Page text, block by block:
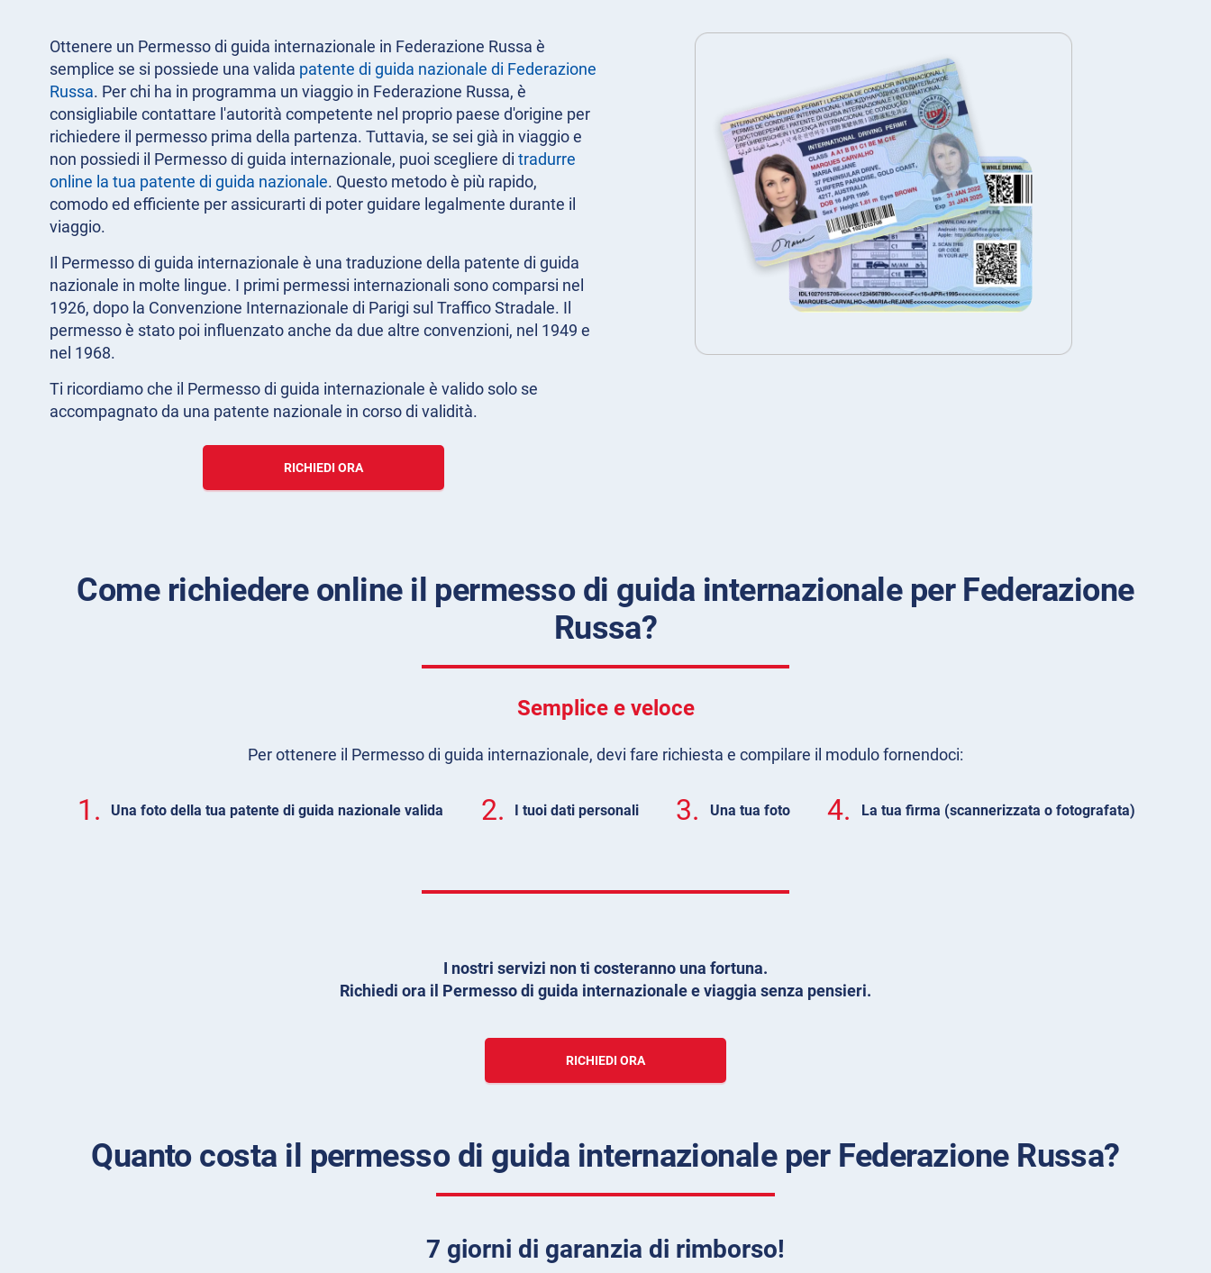
Ottenere un Permesso di guida internazionale in Federazione Russa è
semplice se si possiede una valida patente di guida nazionale di Federazione
Russa. Per chi ha in programma un viaggio in Federazione Russa, è
consigliabile contattare l'autorità competente nel proprio paese d'origine per
richiedere il permesso prima della partenza. Tuttavia, se sei già in viaggio e
non possiedi il Permesso di guida internazionale, puoi scegliere di tradurre
online la tua patente di guida nazionale. Questo metodo è più rapido,
comodo ed efficiente per assicurarti di poter guidare legalmente durante il
viaggio.
Il Permesso di guida internazionale è una traduzione della patente di guida
nazionale in molte lingue. I primi permessi internazionali sono comparsi nel
1926, dopo la Convenzione Internazionale di Parigi sul Traffico Stradale. Il
permesso è stato poi influenzato anche da due altre convenzioni, nel 1949 e
nel 1968.
Ti ricordiamo che il Permesso di guida internazionale è valido solo se
accompagnato da una patente nazionale in corso di validità.
RICHIEDI ORA
Come richiedere online il permesso di guida internazionale per Federazione
Russa?
Semplice e veloce
Per ottenere il Permesso di guida internazionale, devi fare richiesta e compilare il modulo fornendoci:
1. Una foto della tua patente di guida nazionale valida 2. I tuoi dati personali 3. Una tua foto 4. La tua firma (scannerizzata o fotografata)
I nostri servizi non ti costeranno una fortuna.
Richiedi ora il Permesso di guida internazionale e viaggia senza pensieri.
RICHIEDI ORA
Quanto costa il permesso di guida internazionale per Federazione Russa?
7 giorni di garanzia di rimborso!